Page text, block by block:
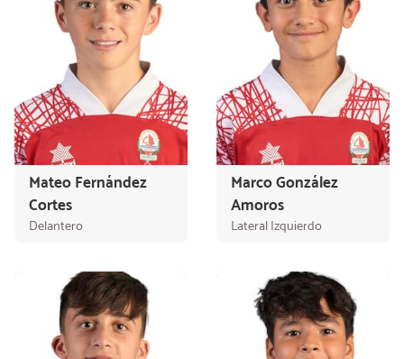
Mateo Fernández
Cortes
Delantero
Marco González
Amoros
Lateral Izquierdo